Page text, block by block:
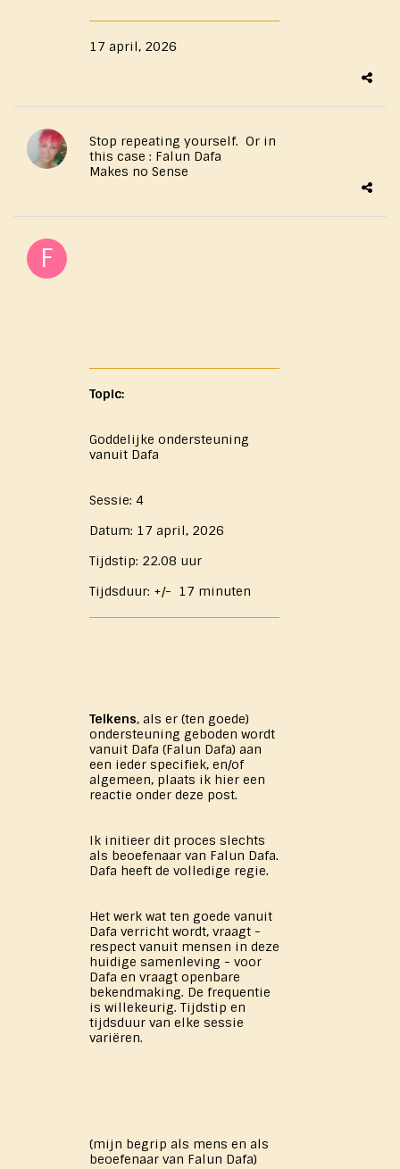
17 april, 2026
Stop repeating yourself. Or in
this case : Falun Dafa
Makes no Sense
Topic:
Goddelijke ondersteuning
vanuit Dafa
Sessie: 4
Datum: 17 april, 2026
Tijdstip: 22.08 uur
Tijdsduur: +/- 17 minuten
Telkens, als er (ten goede)
ondersteuning geboden wordt
vanuit Dafa (Falun Dafa) aan
een ieder specifiek, en/of
algemeen, plaats ik hier een
reactie onder deze post.
Ik initieer dit proces slechts
als beoefenaar van Falun Dafa.
Dafa heeft de volledige regie.
Het werk wat ten goede vanuit
Dafa verricht wordt, vraagt -
respect vanuit mensen in deze
huidige samenleving - voor
Dafa en vraagt openbare
bekendmaking. De frequentie
is willekeurig. Tijdstip en
tijdsduur van elke sessie
variëren.
(mijn begrip als mens en als
beoefenaar van Falun Dafa)